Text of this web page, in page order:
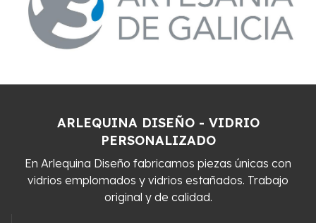
ARLEQUINA DISEÑO - VIDRIO
PERSONALIZADO
En Arlequina Diseño fabricamos piezas únicas con
vidrios emplomados y vidrios estañados. Trabajo
original y de calidad.